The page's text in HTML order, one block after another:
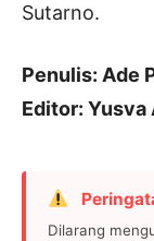
Sutarno.
Penulis: Ade
Editor: Yusva
Dilarang